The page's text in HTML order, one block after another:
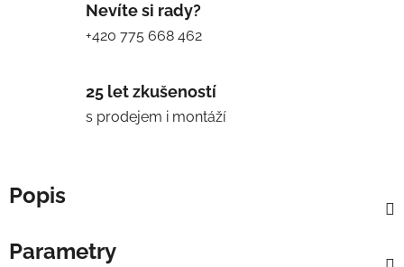
Nevíte si rady?
+420 775 668 462
25 let zkušeností
s prodejem i montáží
Popis
Parametry